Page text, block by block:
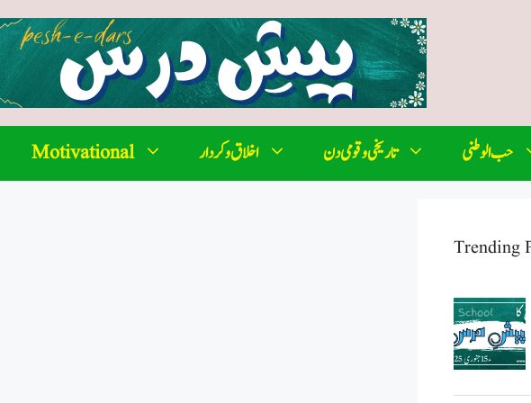
Motivational اخلاق و کردار تاریخی و قومی دن حب الوطنی
Trending